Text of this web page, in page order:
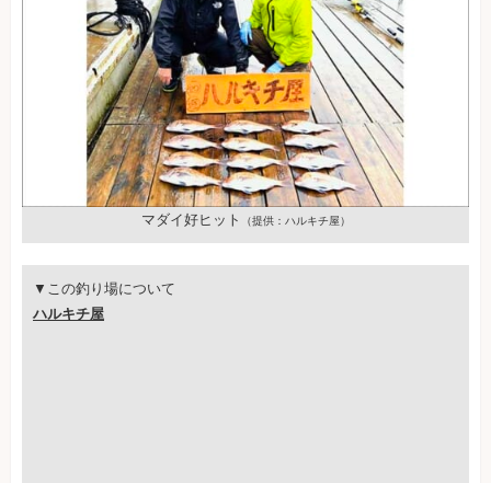
マダイ好ヒット （提供：ハルキチ屋）
▼この釣り場について
ハルキチ屋